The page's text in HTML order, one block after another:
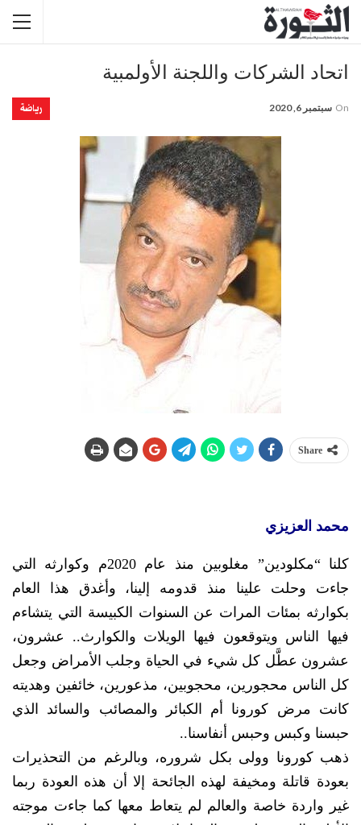
اتحاد الشركات واللجنة الأولمبية
رياضة On سبتمبر 6, 2020
Share
محمد العزيزي
كلنا “مكلودين” مغلوبين منذ عام 2020م وكوارثه التي
جاءت وحلت علينا منذ قدومه إلينا، وأغدق هذا العام
بكوارثه بمئات المرات عن السنوات الكبيسة التي يتشاءم
فيها الناس ويتوقعون فيها الويلات والكوارث.. عشرون،
عشرون عطَّل كل شيء في الحياة وجلب الأمراض وجعل
كل الناس محجورين، محجوبين، مذعورين، خائفين وهديته
كانت مرض كورونا أم الكبائر والمصائب والسائد الذي
حبسنا وكبس وحبس أنفاسنا..
ذهب كورونا وولى بكل شروره، وبالرغم من التحذيرات
بعودة قاتلة ومخيفة لهذه الجائحة إلا أن هذه العودة ربما
غير واردة خاصة والعالم لم يتعاط معها كما جاءت موجته